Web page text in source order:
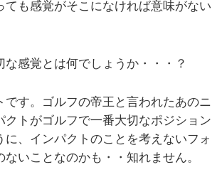
ても感覚がそこになければ意味がない
な感覚とは何でしょうか・・・？
です。ゴルフの帝王と言われたあのニ
クトがゴルフで一番大切なポジション
に、インパクトのことを考えないフォ
いことなのかも・・知れません。